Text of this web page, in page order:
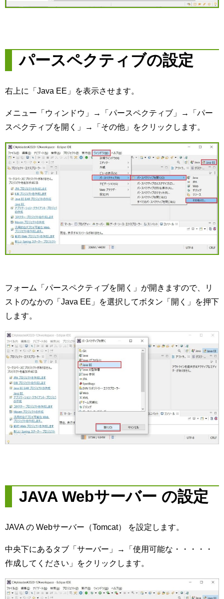
パースペクティブの設定
右上に「Java EE」を表示させます。
メニュー「ウィンドウ」→「パースペクティブ」→「パー
スペクティブを開く」→「その他」をクリックします。
フォーム「パースペクティブを開く」が開きますので、リ
ストのなかの「Java EE」を選択してボタン「開く」を押下
します。
JAVA Webサーバー の設定
JAVA の Webサーバー（Tomcat） を設定します。
中央下にあるタブ「サーバー」→「使用可能な・・・・・
作成してください」をクリックします。